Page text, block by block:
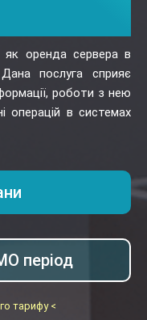
як оренда сервера в
послуга сприяє
роботи з нею
операцій в системах
період
тарифу <